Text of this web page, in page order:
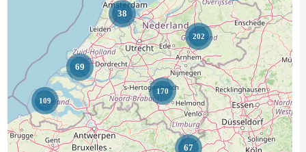
38
202
69
109
170
67